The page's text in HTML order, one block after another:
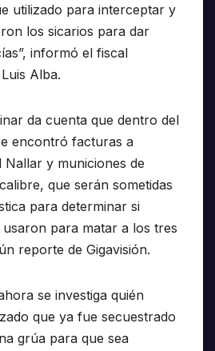
utilizado para interceptar y
los sicarios para dar
informó el fiscal
Alba.
da cuenta que dentro del
encontró facturas a
Nallar y municiones de
que serán sometidas
para determinar si
para matar a los tres
reporte de Gigavisión.
se investiga quién
que ya fue secuestrado
grúa para que sea